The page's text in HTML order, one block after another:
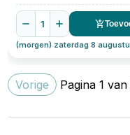
1
(morgen) zaterdag 8
Vorige Pagina1